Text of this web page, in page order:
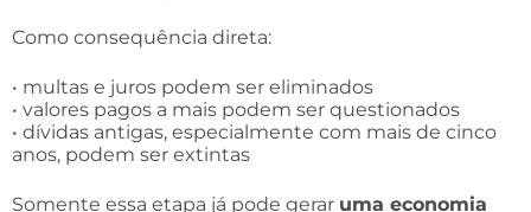
Como consequência direta:
• multas e juros podem ser eliminados
• valores pagos a mais podem ser questionados
• dívidas antigas, especialmente com mais de cinco
anos, podem ser extintas
Somente essa etapa já pode gerar uma economia